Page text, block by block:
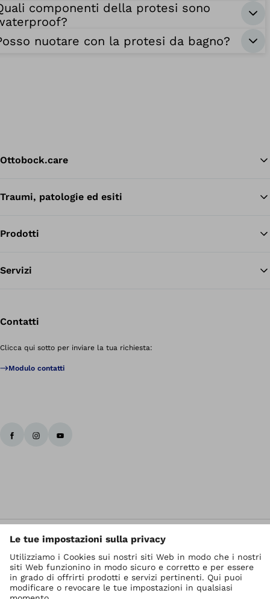
componenti della protesi sono
nuotare con la protesi da bagno?
Ottobock.care
Traumi, patologie ed esiti
Prodotti
Servizi
Contatti
Clicca qui sotto per inviare la tua richiesta:
Modulo contatti
I diritti d' autore sono di Ottobock
Impostazioni relative alla protezione dei dati
Privacy
Termini di servizio